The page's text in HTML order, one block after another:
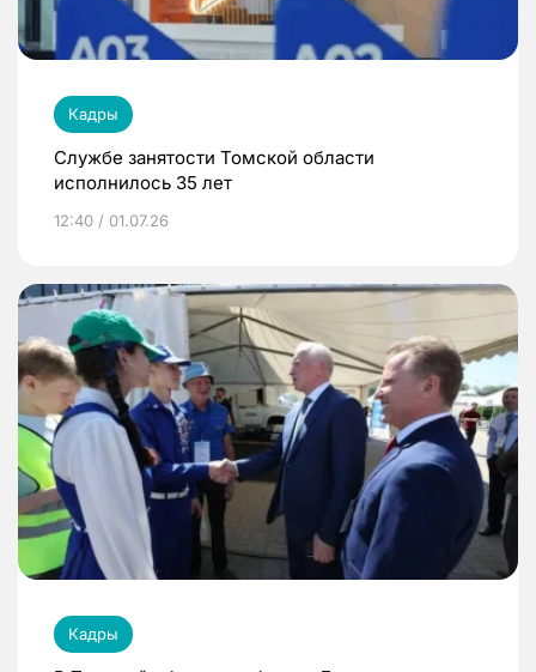
Кадры
Службе занятости Томской области
исполнилось 35 лет
12:40 / 01.07.26
Кадры